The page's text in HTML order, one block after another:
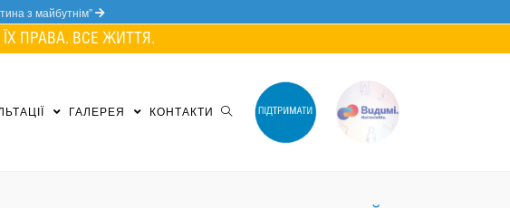
з майбутнім”
ПРАВА. ВСЕ ЖИТТЯ.
ГАЛЕРЕЯ КОНТАКТИ